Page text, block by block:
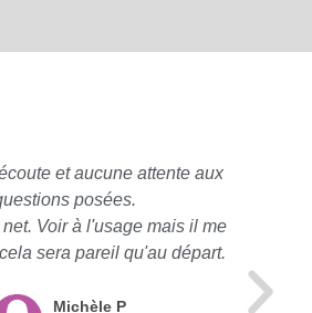
et aucune attente aux
posées.
Voir à l'usage mais il me
sera pareil qu'au départ.
Michèle P